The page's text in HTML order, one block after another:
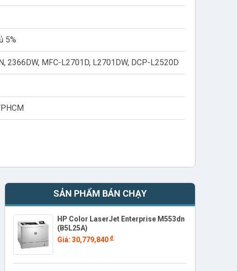
5%
2366DW, MFC-L2701D, L2701DW, DCP-L2520D
SẢN PHẨM BÁN CHẠY
HP Color LaserJet Enterprise M553dn
(B5L25A)
Giá: 30,779,840đ